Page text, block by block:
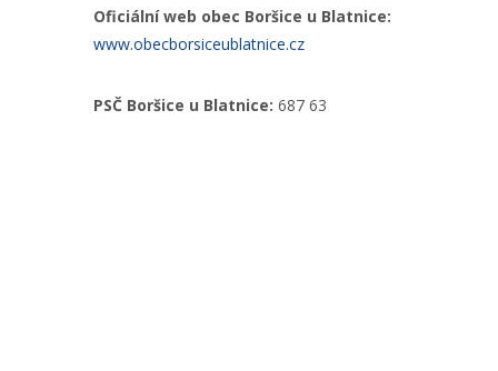
Oficiální web obec Boršice u Blatnice:
www.obecborsiceublatnice.cz
PSČ Boršice u Blatnice: 687 63